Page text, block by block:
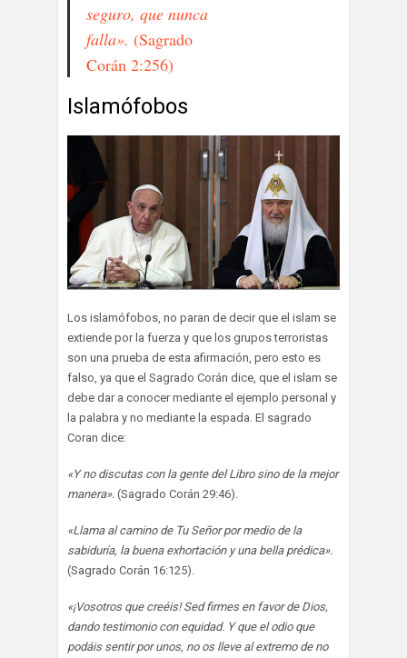
seguro, que nunca
falla». (Sagrado
Corán 2:256)
Islamófobos
Los islamófobos, no paran de decir que el islam se
extiende por la fuerza y que los grupos terroristas
son una prueba de esta afirmación, pero esto es
falso, ya que el Sagrado Corán dice, que el islam se
debe dar a conocer mediante el ejemplo personal y
la palabra y no mediante la espada. El sagrado
Coran dice:
«Y no discutas con la gente del Libro sino de la mejor
manera». (Sagrado Corán 29:46).
«Llama al camino de Tu Señor por medio de la
sabiduría, la buena exhortación y una bella prédica».
(Sagrado Corán 16:125).
«¡Vosotros que creéis! Sed firmes en favor de Dios,
dando testimonio con equidad. Y que el odio que
podáis sentir por unos, no os lleve al extremo de no